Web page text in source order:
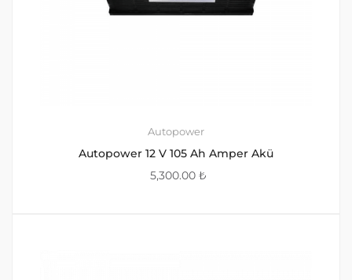
Autopower
Autopower 12 V 105 Ah Amper Akü
5,300.00 ₺